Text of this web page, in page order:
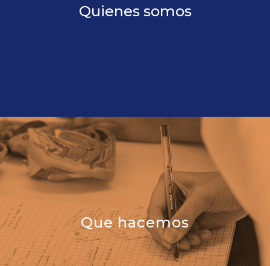
Quienes somos
Que hacemos